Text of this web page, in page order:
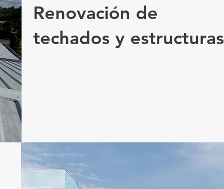
Renovación de
techados y estructuras